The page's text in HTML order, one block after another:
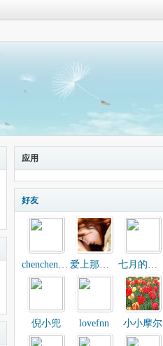
应用
好友
chenchen2125 爱上那只虫 七月的小睿
倪小兜 lovefnn 小小摩尔